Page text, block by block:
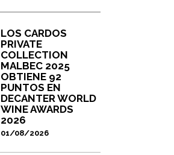
LOS CARDOS
PRIVATE
COLLECTION
MALBEC 2025
OBTIENE 92
PUNTOS EN
DECANTER WORLD
WINE AWARDS
2026
01/08/2026